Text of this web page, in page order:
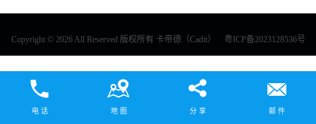
Copyright © 2026 All Reserved 版权所有 卡帝德（Cadit） 粤ICP备2023128536号
电 话 地 图 分 享 邮 件